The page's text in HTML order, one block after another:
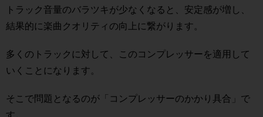
トラック音量のバラツキが少なくなると、安定感が増し、
結果的に楽曲クオリティの向上に繋がります。
多くのトラックに対して、このコンプレッサーを適用して
いくことになります。
そこで問題となるのが「コンプレッサーのかかり具合」で
す。